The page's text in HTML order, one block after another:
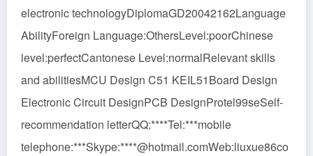
electronic technologyDiplomaGD20042162Language
AbilityForeign Language:OthersLevel:poorChinese
level:perfectCantonese Level:normalRelevant skills
and abilitiesMCU Design C51 KEIL51Board Design
Electronic Circuit DesignPCB DesignProtel99seSelf-
recommendation letterQQ:****Tel:***mobile
telephone:***Skype:****@hotmail.comWeb:liuxue86co